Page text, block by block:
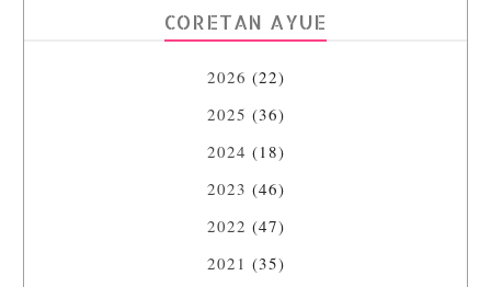
CORETAN AYUE
2026 (22)
2025 (36)
2024 (18)
2023 (46)
2022 (47)
2021 (35)